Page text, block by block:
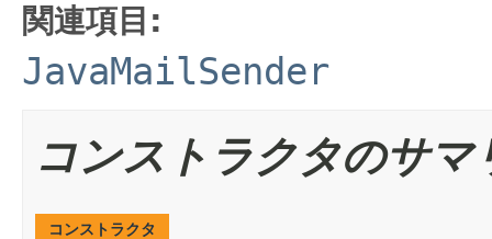
関連項目:
JavaMailSender
コンストラクタのサマ
コンストラクタ